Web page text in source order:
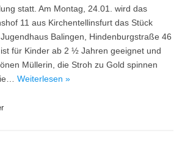
statt. Am Montag, 24.01. wird das
11 aus Kirchentellinsfurt das Stück
Jugendhaus Balingen, Hindenburgstraße 46
für Kinder ab 2 ½ Jahren geeignet und
Müllerin, die Stroh zu Gold spinnen
Weiterlesen »